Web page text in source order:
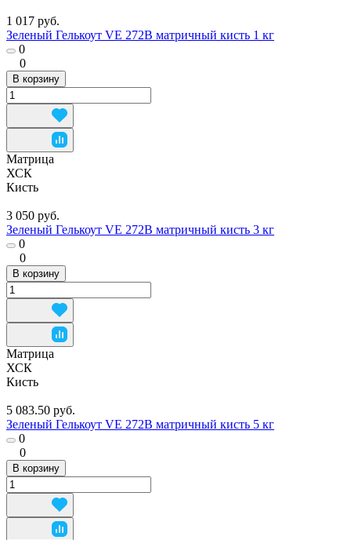
1 017 руб.
Зеленый Гелькоут VE 272B матричный кисть 1 кг
0
0
В корзину
Матрица
ХСК
Кисть
3 050 руб.
Зеленый Гелькоут VE 272B матричный кисть 3 кг
0
0
В корзину
Матрица
ХСК
Кисть
5 083.50 руб.
Зеленый Гелькоут VE 272B матричный кисть 5 кг
0
0
В корзину